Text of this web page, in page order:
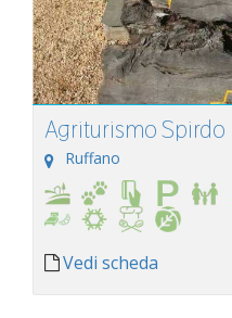
Agriturismo Spirdo
Ruffano
Vedi scheda